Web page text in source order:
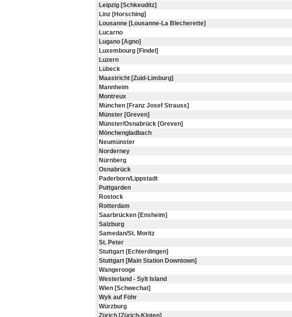
Leipzig [Schkeuditz]
Linz [Horsching]
Lousanne [Lousanne-La Blecherette]
Lucarno
Lugano [Agno]
Luxembourg [Findel]
Luzern
Lübeck
Maastricht [Zuid-Limburg]
Mannheim
Montreux
München [Franz Josef Strauss]
Münster [Greven]
Münster/Osnabrück [Greven]
Mönchengladbach
Neumünster
Norderney
Nürnberg
Osnabrück
Paderborn/Lippstadt
Puttgarden
Rostock
Rotterdam
Saarbrücken [Ensheim]
Salzburg
Samedan/St. Moritz
St. Peter
Stuttgart [Echterdingen]
Stuttgart [Main Station Downtown]
Wangerooge
Westerland - Sylt Island
Wien [Schwechat]
Wyk auf Föhr
Würzburg
Zürich [Zürich-Kloten]